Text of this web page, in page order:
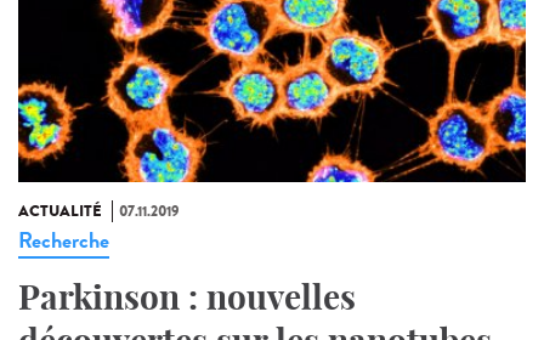
ACTUALITÉ 07.11.2019
Recherche
Parkinson : nouvelles